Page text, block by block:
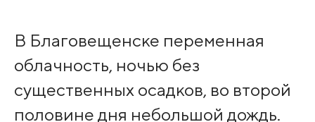
В Благовещенске переменная
облачность, ночью без
существенных осадков, во второй
половине дня небольшой дождь.